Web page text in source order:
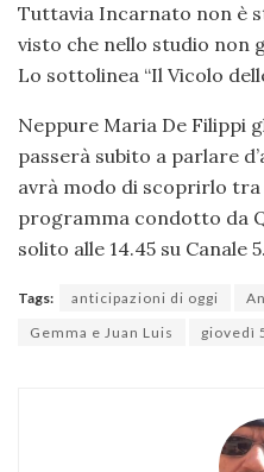
Tuttavia Incarnato non è
visto che nello studio non
Lo sottolinea “Il Vicolo
Neppure Maria De Filippi
passerà subito a parlare
avrà modo di scoprirlo tra
programma condotto da
solito alle 14.45 su Canale 5.
Tags: anticipazioni di oggi
Gemma e Juan Luis
giovedì